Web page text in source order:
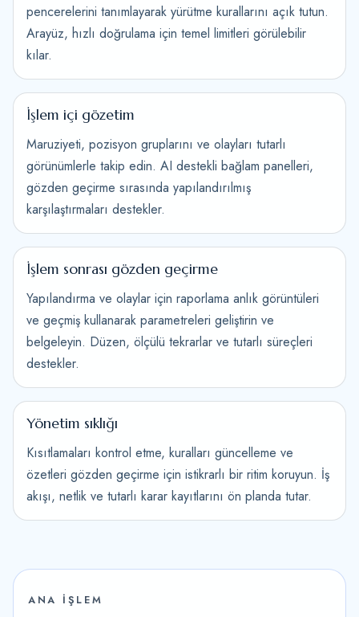
pencerelerini tanımlayarak yürütme kurallarını açık tutun.
Arayüz, hızlı doğrulama için temel limitleri görülebilir
kılar.
İşlem içi gözetim
Maruziyeti, pozisyon gruplarını ve olayları tutarlı
görünümlerle takip edin. AI destekli bağlam panelleri,
gözden geçirme sırasında yapılandırılmış
karşılaştırmaları destekler.
İşlem sonrası gözden geçirme
Yapılandırma ve olaylar için raporlama anlık görüntüleri
ve geçmiş kullanarak parametreleri geliştirin ve
belgeleyin. Düzen, ölçülü tekrarlar ve tutarlı süreçleri
destekler.
Yönetim sıklığı
Kısıtlamaları kontrol etme, kuralları güncelleme ve
özetleri gözden geçirme için istikrarlı bir ritim koruyun. İş
akışı, netlik ve tutarlı karar kayıtlarını ön planda tutar.
ANA İŞLEM